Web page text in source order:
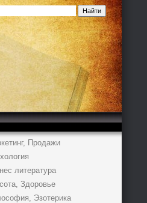
Продажи
литература
Здоровье
Эзотерика